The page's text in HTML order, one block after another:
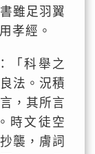
雖足羽翼
孝經。
「科舉之
法。況積
，其所言
時文徒空
襲，膚詞